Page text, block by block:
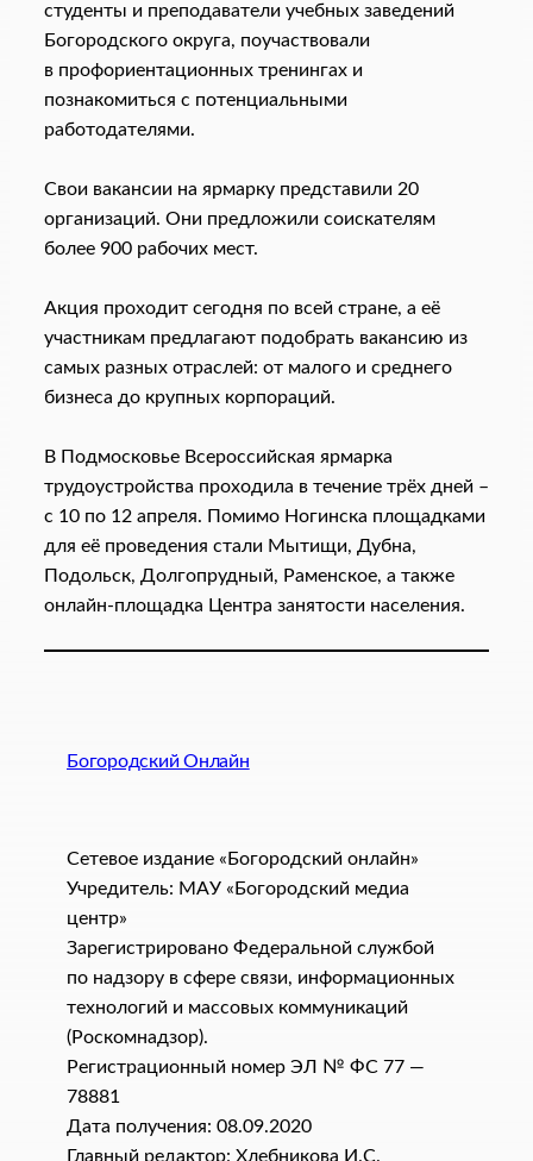
студенты и преподаватели учебных заведений
Богородского округа, поучаствовали
в профориентационных тренингах и
познакомиться с потенциальными
работодателями.
Свои вакансии на ярмарку представили 20
организаций. Они предложили соискателям
более 900 рабочих мест.
Акция проходит сегодня по всей стране, а её
участникам предлагают подобрать вакансию из
самых разных отраслей: от малого и среднего
бизнеса до крупных корпораций.
В Подмосковье Всероссийская ярмарка
трудоустройства проходила в течение трёх дней –
с 10 по 12 апреля. Помимо Ногинска площадками
для её проведения стали Мытищи, Дубна,
Подольск, Долгопрудный, Раменское, а также
онлайн-площадка Центра занятости населения.
Богородский Онлайн
Сетевое издание «Богородский онлайн»
Учредитель: МАУ «Богородский медиа
центр»
Зарегистрировано Федеральной службой
по надзору в сфере связи, информационных
технологий и массовых коммуникаций
(Роскомнадзор).
Регистрационный номер ЭЛ № ФС 77 —
78881
Дата получения: 08.09.2020
Главный редактор: Хлебникова И.C.